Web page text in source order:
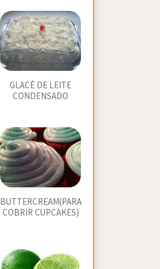
GLACÊ DE LEITE
CONDENSADO
BUTTERCREAM(PARA
COBRIR CUPCAKES)